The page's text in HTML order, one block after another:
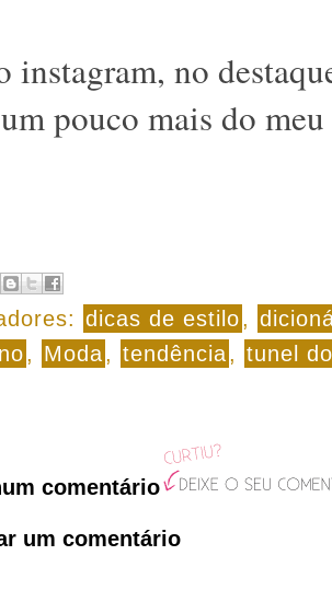
instagram, no
pouco mais do
dicas de estilo,
, Moda, tendência, tunel
comentário
um comentário